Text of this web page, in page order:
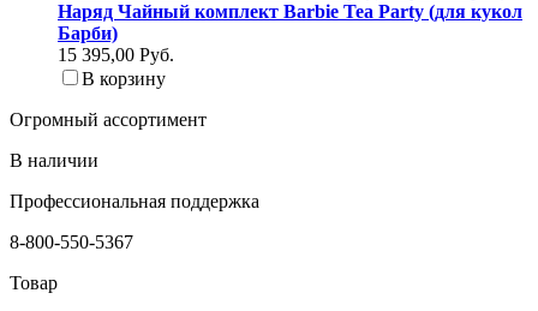
Наряд Чайный комплект Barbie Tea Party (для кукол
Барби)
15 395,00 Руб.
В корзину
Огромный ассортимент
В наличии
Профессиональная поддержка
8-800-550-5367
Товар